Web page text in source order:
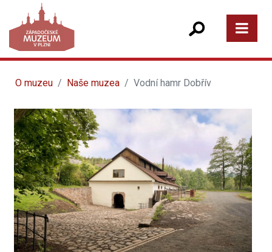
O muzeu Naše muzea Vodní hamr Dobřív